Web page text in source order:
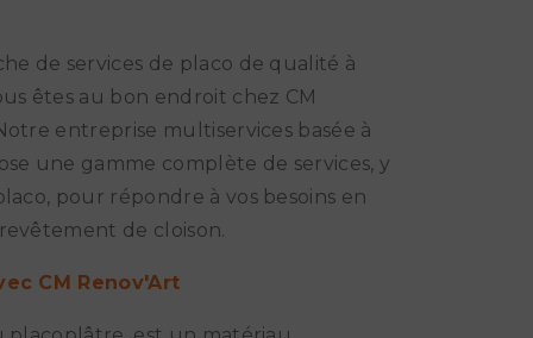
de services de placo de qualité à
êtes au bon endroit chez CM
entreprise multiservices basée à
une gamme complète de services, y
pour répondre à vos besoins en
de cloison.
CM Renov'Art